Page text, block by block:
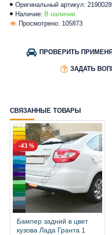
Наличие: В наличии
Оригинальный артикул:
Просмотрено: 105873
ПРОВЕРИТЬ
ЗАДАТЬ
СВЯЗАННЫЕ ТОВАРЫ
-43 %
Бампер задний в цвет
кузова Лада Гранта 1